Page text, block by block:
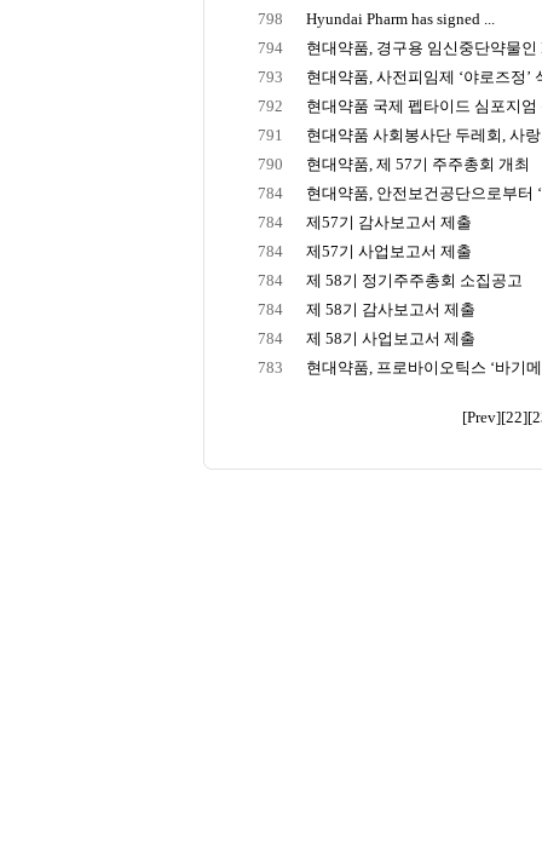
798
Hyundai Pharm has signed ...
794
현대약품, 경구용 임신중단약물인
793
현대약품, 사전피임제 ‘야로즈정’
792
현대약품 국제 펩타이드 심포지엄
791
현대약품 사회봉사단 두레회, 사
790
현대약품, 제 57기 주주총회 개최
784
현대약품, 안전보건공단으로부터
784
제57기 감사보고서 제출
784
제57기 사업보고서 제출
784
제 58기 정기주주총회 소집공고
784
제 58기 감사보고서 제출
784
제 58기 사업보고서 제출
783
현대약품, 프로바이오틱스 ‘바기
[Prev][22]